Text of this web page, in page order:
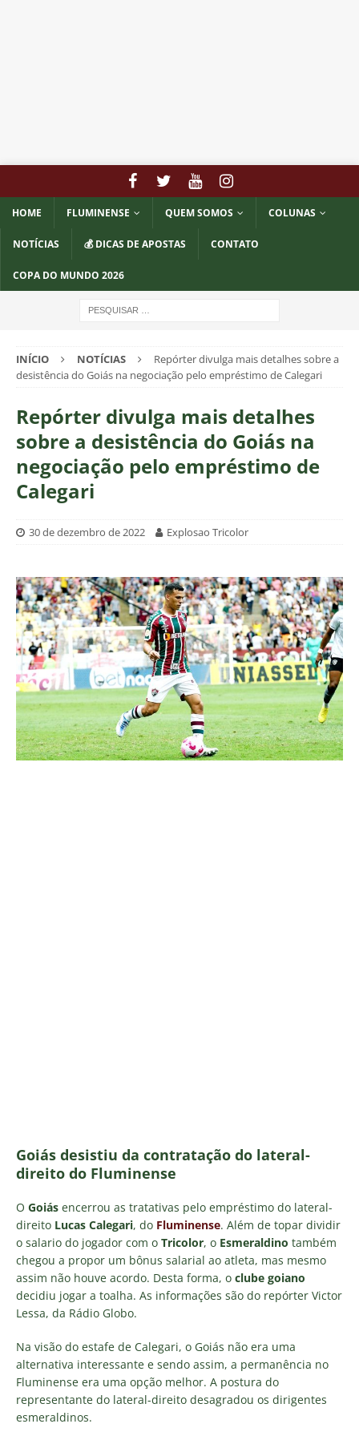
HOME FLUMINENSE QUEM SOMOS COLUNAS
NOTÍCIAS 💰 DICAS DE APOSTAS CONTATO
COPA DO MUNDO 2026
INÍCIO NOTÍCIAS
Repórter divulga mais detalhes sobre a
desistência do Goiás na negociação pelo empréstimo de Calegari
Repórter divulga mais detalhes
sobre a desistência do Goiás na
negociação pelo empréstimo de
Calegari
30 de dezembro de 2022 Explosao Tricolor
Goiás desistiu da contratação do lateral-
direito do Fluminense
O Goiás encerrou as tratativas pelo empréstimo do lateral-
direito Lucas Calegari, do Fluminense. Além de topar dividir
o salario do jogador com o Tricolor, o Esmeraldino também
chegou a propor um bônus salarial ao atleta, mas mesmo
assim não houve acordo. Desta forma, o clube goiano
decidiu jogar a toalha. As informações são do repórter Victor
Lessa, da Rádio Globo.
Na visão do estafe de Calegari, o Goiás não era uma
alternativa interessante e sendo assim, a permanência no
Fluminense era uma opção melhor. A postura do
representante do lateral-direito desagradou os dirigentes
esmeraldinos.